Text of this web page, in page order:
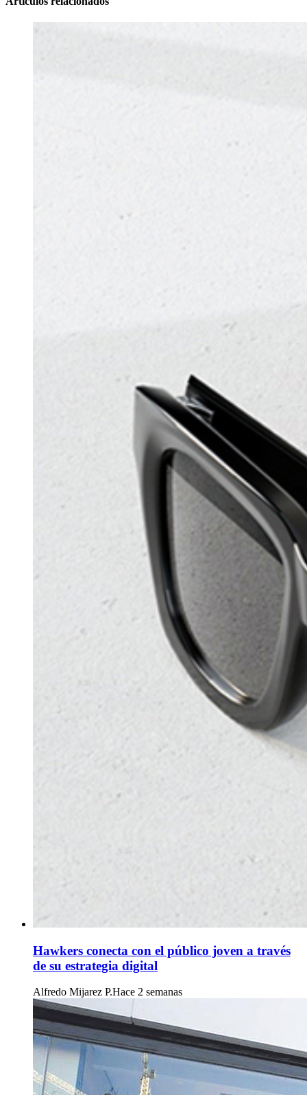
Hawkers conecta con el público joven a través
de su estrategia digital
Alfredo Mijarez P.Hace 2 semanas